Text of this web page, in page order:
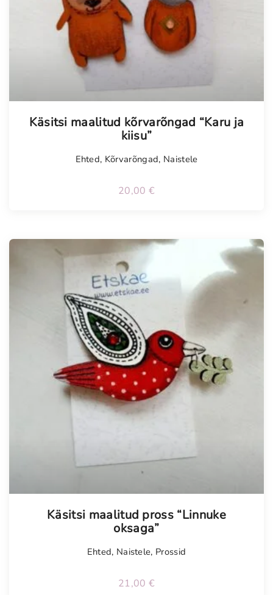
Käsitsi maalitud kõrvarõngad “Karu ja
kiisu”
Ehted, Kõrvarõngad, Naistele
20,00 €
Käsitsi maalitud pross “Linnuke
oksaga”
Ehted, Naistele, Prossid
21,00 €